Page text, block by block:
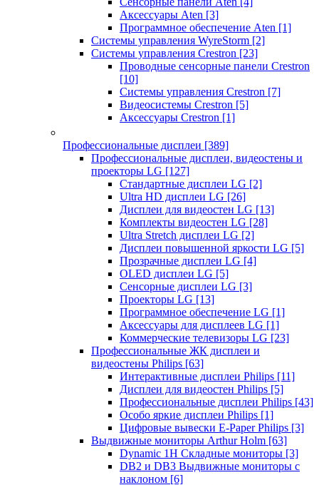
Аксессуары Aten [3]
Программное обеспечение Aten [1]
Системы управления WyreStorm [2]
Системы управления Crestron [23]
Проводные сенсорные панели Crestron
[10]
Системы управления Crestron [7]
Видеосистемы Crestron [5]
Аксессуары Crestron [1]
Профессиональные дисплеи [389]
Профессиональные дисплеи, видеостены и
проекторы LG [127]
Стандартные дисплеи LG [2]
Ultra HD дисплеи LG [26]
Дисплеи для видеостен LG [13]
Комплекты видеостен LG [28]
Ultra Stretch дисплеи LG [2]
Дисплеи повышенной яркости LG [5]
Прозрачные дисплеи LG [4]
OLED дисплеи LG [5]
Сенсорные дисплеи LG [3]
Проекторы LG [13]
Программное обеспечение LG [1]
Аксессуары для дисплеев LG [1]
Коммерческие телевизоры LG [23]
Профессиональные ЖК дисплеи и
видеостены Philips [63]
Интерактивные дисплеи Philips [11]
Дисплеи для видеостен Philips [5]
Профессиональные дисплеи Philips [43]
Особо яркие дисплеи Philips [1]
Цифровые вывески E-Paper Philips [3]
Выдвижные мониторы Arthur Holm [63]
Dynamic 1Н Складные мониторы [3]
DB2 и DB3 Выдвижные мониторы с
наклоном [6]